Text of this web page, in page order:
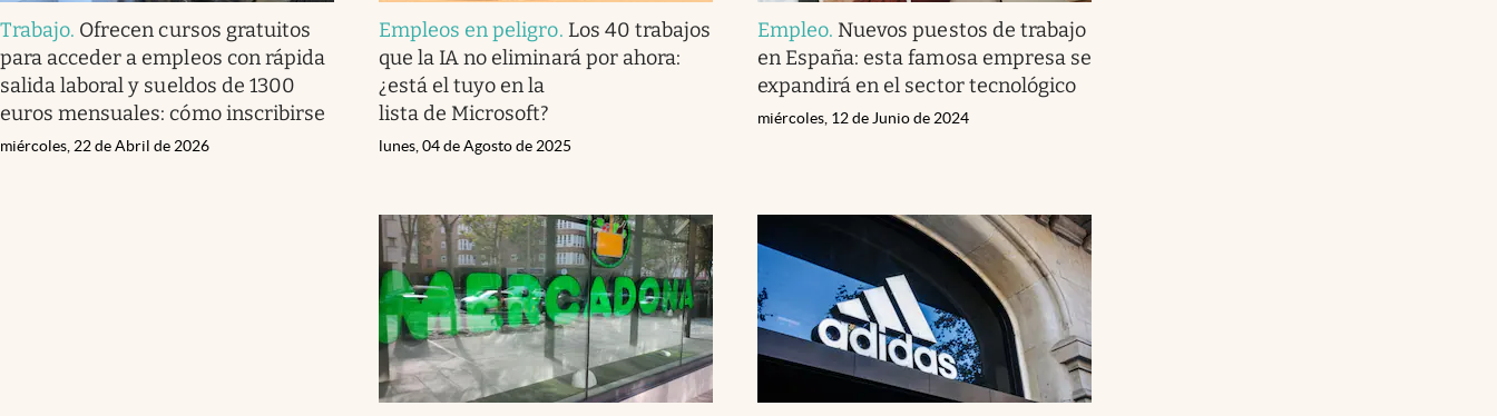
Trabajo. Ofrecen cursos gratuitos
para acceder a empleos con rápida
salida laboral y sueldos de 1300
euros mensuales: cómo inscribirse
miércoles, 22 de Abril de 2026
Empleos en peligro. Los 40 trabajos
que la IA no eliminará por ahora:
¿está el tuyo en la
lista de Microsoft?
lunes, 04 de Agosto de 2025
Empleo. Nuevos puestos de trabajo
en España: esta famosa empresa se
expandirá en el sector tecnológico
miércoles, 12 de Junio de 2024